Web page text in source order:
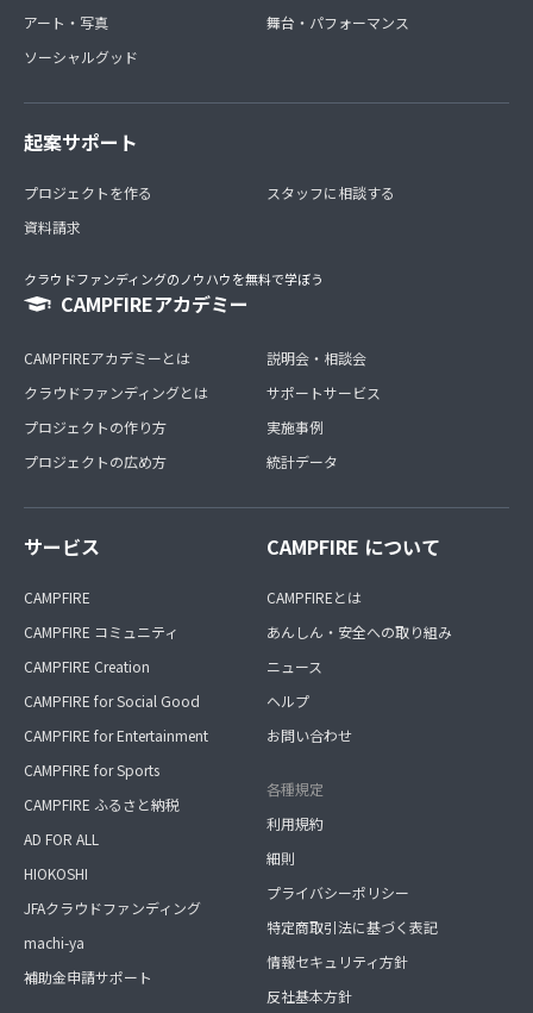
アート・写真
ソーシャルグッド
舞台・パフォーマンス
起案サポート
プロジェクトを作る
資料請求
スタッフに相談する
クラウドファンディングのノウハウを無料で学ぼう
CAMPFIREアカデミー
CAMPFIREアカデミーとは
クラウドファンディングとは
プロジェクトの作り方
プロジェクトの広め方
説明会・相談会
サポートサービス
実施事例
統計データ
サービス
CAMPFIRE
CAMPFIRE コミュニティ
CAMPFIRE Creation
CAMPFIRE for Social Good
CAMPFIRE for Entertainment
CAMPFIRE for Sports
CAMPFIRE ふるさと納税
AD FOR ALL
HIOKOSHI
JFAクラウドファンディング
machi-ya
補助金申請サポート
CAMPFIRE について
CAMPFIREとは
あんしん・安全への取り組み
ニュース
ヘルプ
お問い合わせ
各種規定
利用規約
細則
プライバシーポリシー
特定商取引法に基づく表記
情報セキュリティ方針
反社基本方針